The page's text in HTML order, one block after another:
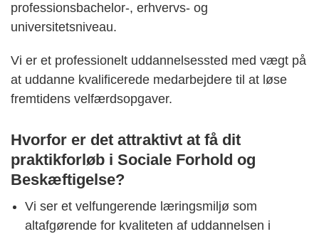
professionsbachelor-, erhvervs- og
universitetsniveau.
Vi er et professionelt uddannelsessted med vægt på
at uddanne kvalificerede medarbejdere til at løse
fremtidens velfærdsopgaver.
Hvorfor er det attraktivt at få dit
praktikforløb i Sociale Forhold og
Beskæftigelse?
Vi ser et velfungerende læringsmiljø som
altafgørende for kvaliteten af uddannelsen i